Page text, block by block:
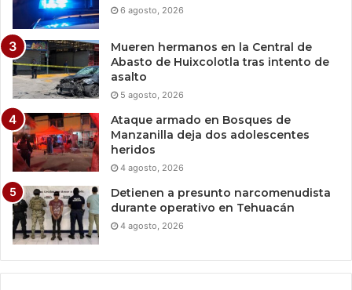
6 agosto, 2026
Mueren hermanos en la Central de
Abasto de Huixcolotla tras intento de
asalto
5 agosto, 2026
Ataque armado en Bosques de
Manzanilla deja dos adolescentes
heridos
4 agosto, 2026
Detienen a presunto narcomenudista
durante operativo en Tehuacán
4 agosto, 2026